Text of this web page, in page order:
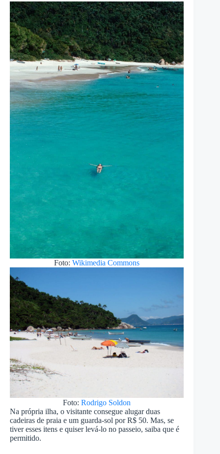
Foto:Wikimedia Commons
Foto:Rodrigo Soldon
Na própria ilha, o visitante consegue alugar duas
cadeiras de praia e um guarda-sol por R$ 50. Mas, se
tiver esses itens e quiser levá-lo no passeio, saiba que é
permitido.